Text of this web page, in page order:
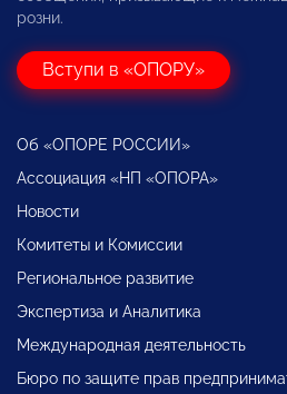
розни.
Вступи в «ОПОРУ»
Об «ОПОРЕ РОССИИ»
Ассоциация «НП «ОПОРА»
Новости
Комитеты и Комиссии
Региональное развитие
Экспертиза и Аналитика
Международная деятельность
Бюро по защите прав